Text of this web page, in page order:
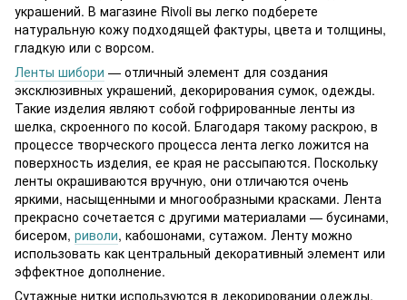
украшений. В магазине Rivoli вы легко подберете
натуральную кожу подходящей фактуры, цвета и толщины,
гладкую или с ворсом.
Ленты шибори — отличный элемент для создания
эксклюзивных украшений, декорирования сумок, одежды.
Такие изделия являют собой гофрированные ленты из
шелка, скроенного по косой. Благодаря такому раскрою, в
процессе творческого процесса лента легко ложится на
поверхность изделия, ее края не рассыпаются. Поскольку
ленты окрашиваются вручную, они отличаются очень
яркими, насыщенными и многообразными красками. Лента
прекрасно сочетается с другими материалами — бусинами,
бисером, риволи, кабошонами, сутажом. Ленту можно
использовать как центральный декоративный элемент или
эффектное дополнение.
Сутажные нитки используются в декорировании одежды,